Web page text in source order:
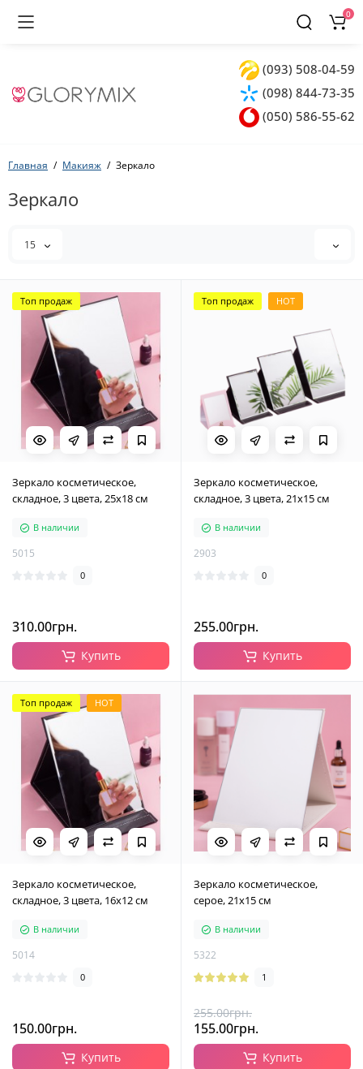
(093) 508-04-59
(098) 844-73-35
(050) 586-55-62
0
Главная Макияж Зеркало
Зеркало
15
Топ продаж
Зеркало косметическое,
складное, 3 цвета, 25х18 см
В наличии
5015
0
310.00грн.
Купить
Топ продаж HOT
Зеркало косметическое,
складное, 3 цвета, 21х15 см
В наличии
2903
0
255.00грн.
Купить
Топ продаж HOT
Зеркало косметическое,
складное, 3 цвета, 16х12 см
В наличии
5014
0
150.00грн.
Купить
Зеркало косметическое,
серое, 21х15 см
В наличии
5322
1
255.00грн.
155.00грн.
Купить